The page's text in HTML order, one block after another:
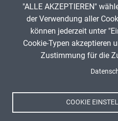
"ALLE AKZEPTIEREN"
der Verwendung aller
können jederzeit unter
Cookie-Typen akzeptieren
Zustimmung für die
COOKIE